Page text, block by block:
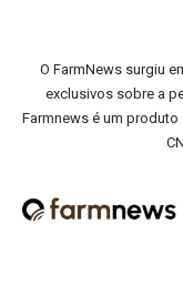
O FarmNews surgiu
exclusivos sobre a
Farmnews é um produto